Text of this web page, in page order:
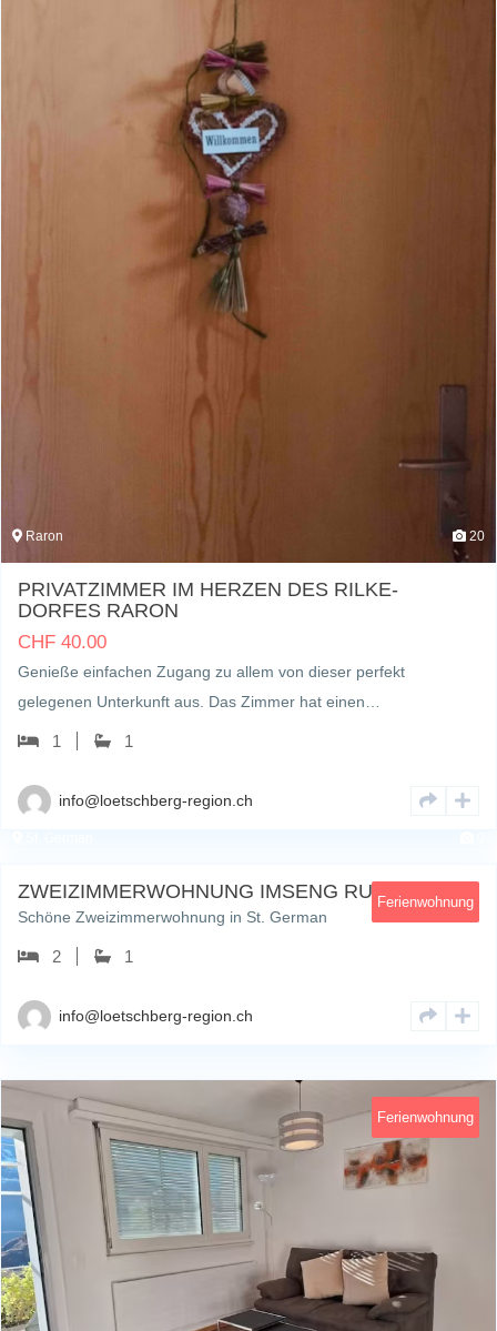
Raron 20
PRIVATZIMMER IM HERZEN DES RILKE-
DORFES RARON
CHF 40.00
Genieße einfachen Zugang zu allem von dieser perfekt
gelegenen Unterkunft aus. Das Zimmer hat einen…
1 1
info@loetschberg-region.ch
Ferienwohnung
ZWEIZIMMERWOHNUNG IMSENG RUTH
Schöne Zweizimmerwohnung in St. German
2 1
info@loetschberg-region.ch
Ferienwohnung